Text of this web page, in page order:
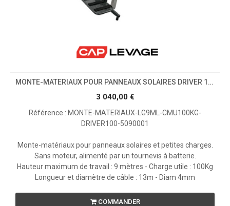
MONTE-MATERIAUX POUR PANNEAUX SOLAIRES DRIVER 100 KG INCLINE LONGUEUR 9 ML
3 040,00€
Référence : MONTE-MATERIAUX-LG9ML-CMU100KG-
DRIVER100-5090001
Monte-matériaux pour panneaux solaires et petites charges.
Sans moteur, alimenté par un tournevis à batterie.
Hauteur maximum de travail : 9 mètres - Charge utile : 100Kg
Longueur et diamètre de câble : 13m - Diam 4mm
COMMANDER